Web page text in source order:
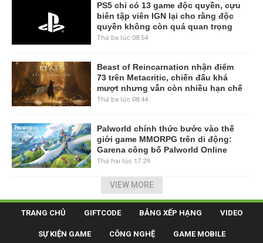
PS5 chỉ có 13 game độc quyền, cựu
biên tập viên IGN lại cho rằng độc
quyền không còn quá quan trọng
Thứ ba lúc 08:54
Beast of Reincarnation nhận điểm
73 trên Metacritic, chiến đấu khá
mượt nhưng vẫn còn nhiều hạn chế
Thứ ba lúc 08:44
Palworld chính thức bước vào thế
giới game MMORPG trên di động:
Garena công bố Palworld Online
Thứ hai lúc 17:29
VIEW MORE
TRANG CHỦ GIFTCODE BẢNG XẾP HẠNG VIDEO
SỰ KIỆN GAME CÔNG NGHỆ GAME MOBILE